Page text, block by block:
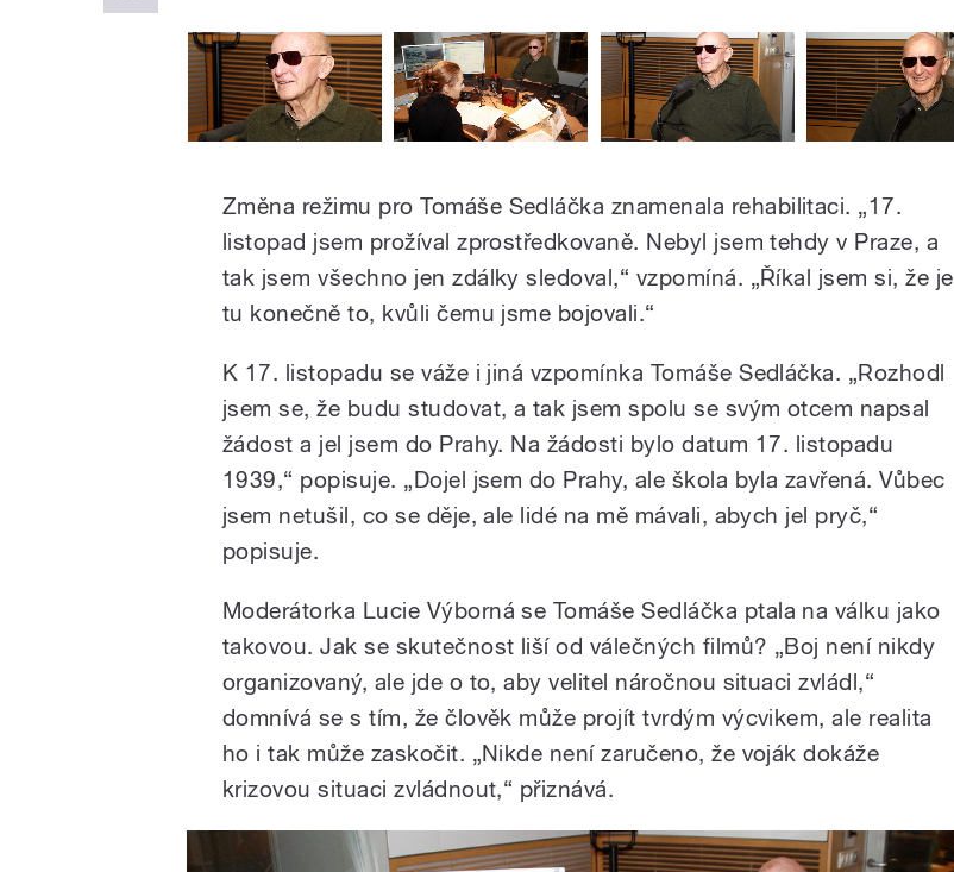
Změna režimu pro Tomáše Sedláčka znamenala rehabilitaci. „17.
listopad jsem prožíval zprostředkovaně. Nebyl jsem tehdy v Praze, a
tak jsem všechno jen zdálky sledoval,“ vzpomíná. „Říkal jsem si, že je
tu konečně to, kvůli čemu jsme bojovali.“
K 17. listopadu se váže i jiná vzpomínka Tomáše Sedláčka. „Rozhodl
jsem se, že budu studovat, a tak jsem spolu se svým otcem napsal
žádost a jel jsem do Prahy. Na žádosti bylo datum 17. listopadu
1939,“ popisuje. „Dojel jsem do Prahy, ale škola byla zavřená. Vůbec
jsem netušil, co se děje, ale lidé na mě mávali, abych jel pryč,“
popisuje.
Moderátorka Lucie Výborná se Tomáše Sedláčka ptala na válku jako
takovou. Jak se skutečnost liší od válečných filmů? „Boj není nikdy
organizovaný, ale jde o to, aby velitel náročnou situaci zvládl,“
domnívá se s tím, že člověk může projít tvrdým výcvikem, ale realita
ho i tak může zaskočit. „Nikde není zaručeno, že voják dokáže
krizovou situaci zvládnout,“ přiznává.